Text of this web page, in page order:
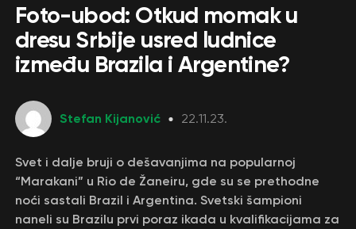
Foto-ubod: Otkud momak u
dresu Srbije usred ludnice
između Brazila i Argentine?
Stefan Kijanović 22.11.23.
Svet i dalje bruji o dešavanjima na popularnoj
“Marakani” u Rio de Žaneiru, gde su se prethodne
noći sastali Brazil i Argentina. Svetski šampioni
naneli su Brazilu prvi poraz ikada u kvalifikacijama za